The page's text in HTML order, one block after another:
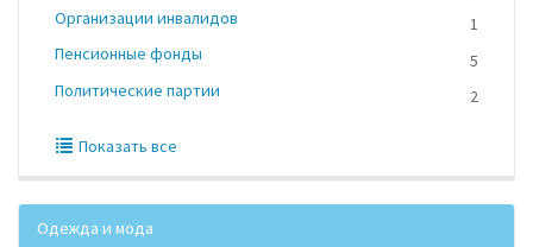
Организации инвалидов
1
Пенсионные фонды
5
Политические партии
2
Показать все
Одежда и мода